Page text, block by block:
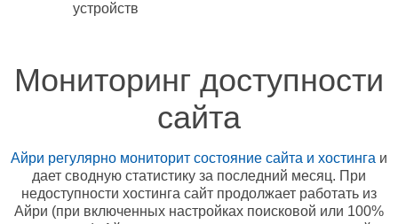
устройств
Мониторинг доступности
сайта
Айри регулярно мониторит состояние сайта и хостинга и
дает сводную статистику за последний месяц. При
недоступности хостинга сайт продолжает работать из
Айри (при включенных настройках поисковой или 100%